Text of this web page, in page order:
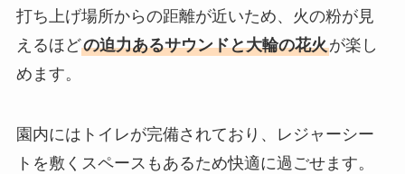
打ち上げ場所からの距離が近いため、火の粉が見
えるほどの迫力あるサウンドと大輪の花火が楽し
めます。
園内にはトイレが完備されており、レジャーシー
トを敷くスペースもあるため快適に過ごせます。